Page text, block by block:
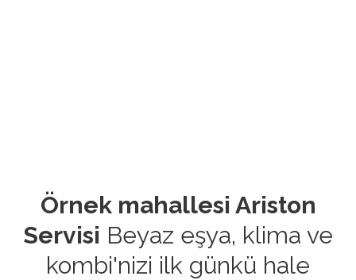
Örnek mahallesi Ariston
Servisi Beyaz eşya, klima ve
kombi'nizi ilk günkü hale